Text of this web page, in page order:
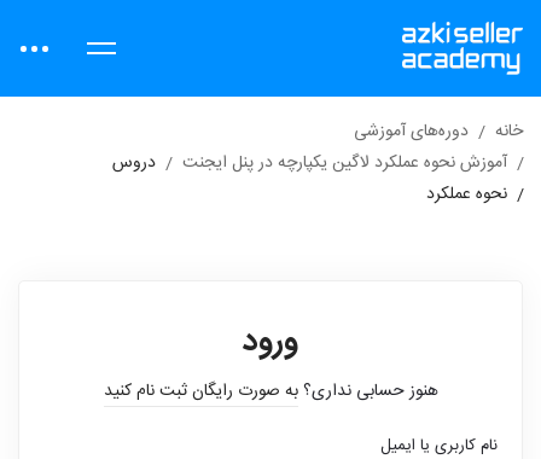
خانه
دوره‌های آموزشی
آموزش نحوه عملکرد لاگین یکپارچه در پنل ایجنت
دروس
نحوه عملکرد
ورود
هنوز حسابی نداری؟به صورت رایگان ثبت نام کنید
نام کاربری یا ایمیل